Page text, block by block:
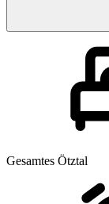
Gesamtes Ötztal